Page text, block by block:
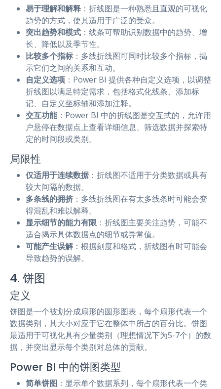
易于理解和解释 ：折线图是一种熟悉且直观的可视化
趋势的方式，使其适用于广泛的受众。
突出趋势和模式 ：线条可帮助识别数据中的趋势、增
长、降低以及季节性。
比较多个指标 ：多线折线图可同时比较多个指标，揭
示它们之间的关系和互动。
自定义选项 ：Power BI 提供各种自定义选项，以调整
折线图以满足特定需求，包括格式化线条、添加标
记、自定义坐标轴和添加注释。
交互功能：Power BI 中的折线图是交互式的，允许用
户悬停在数据点上查看详细信息、筛选数据并探索特
定的时间段或类别。
局限性
仅适用于连续数据 ：折线图不适用于分类数据或具有
较大间隔的数据。
多条线的拥挤 ：多线折线图在有太多线条时可能会变
得混乱和难以解释。
显示细节的能力有限 ：折线图主要关注趋势，可能不
适合揭示具体数据点的细节或异常值。
可能产生误解：根据刻度和格式，折线图有时可能会
导致趋势的误解。
4. 饼图
定义
饼图是一个被划分成扇形的圆形图表，每个扇形代表一个
数据类别，其大小对应于它在整体中所占的百分比。饼图
最适用于可视化具有少量类别（理想情况下为5-7个）的数
据，并突出显示每个类别对总体的贡献。
Power BI 中的饼图类型
简单饼图 ：显示单个数据系列，每个扇形代表一个类